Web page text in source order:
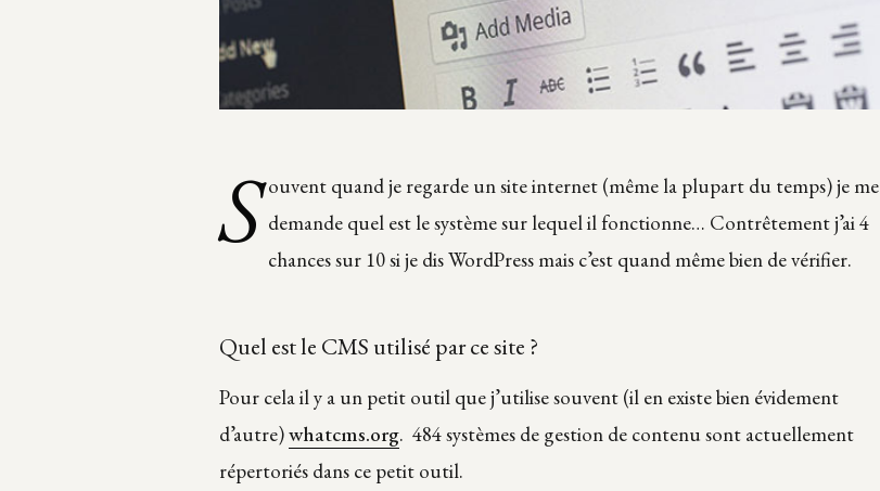
S ouvent quand je regarde un site internet (même la plupart du temps) je me
demande quel est le système sur lequel il fonctionne… Contrêtement j’ai 4
chances sur 10 si je dis WordPress mais c’est quand même bien de vérifier.
Quel est le CMS utilisé par ce site ?
Pour cela il y a un petit outil que j’utilise souvent (il en existe bien évidement
d’autre)whatcms.org. 484 systèmes de gestion de contenu sont actuellement
répertoriés dans ce petit outil.